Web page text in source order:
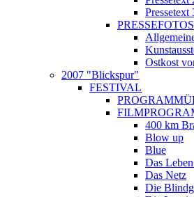
Pressetext
PRESSEFOTOS
Ostkost
2007 "Blickspur"
FESTIVAL
400 km
Blow up
Blue
Das
Das Netz
Die